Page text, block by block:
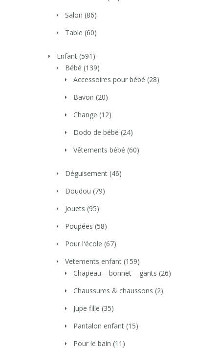
Salon (86)
Table (60)
Enfant (591)
Bébé (139)
Accessoires pour bébé (28)
Bavoir (20)
Change (12)
Dodo de bébé (24)
Vêtements bébé (60)
Déguisement (46)
Doudou (79)
Jouets (95)
Poupées (58)
Pour l'école (67)
Vetements enfant (159)
Chapeau – bonnet – gants (26)
Chaussures & chaussons (2)
Jupe fille (35)
Pantalon enfant (15)
Pour le bain (11)